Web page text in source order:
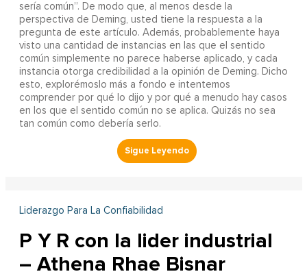
sería común”. De modo que, al menos desde la
perspectiva de Deming, usted tiene la respuesta a la
pregunta de este artículo. Además, probablemente haya
visto una cantidad de instancias en las que el sentido
común simplemente no parece haberse aplicado, y cada
instancia otorga credibilidad a la opinión de Deming. Dicho
esto, explorémoslo más a fondo e intentemos
comprender por qué lo dijo y por qué a menudo hay casos
en los que el sentido común no se aplica. Quizás no sea
tan común como debería serlo.
Liderazgo Para La Confiabilidad
P Y R con la lider industrial
– Athena Rhae Bisnar